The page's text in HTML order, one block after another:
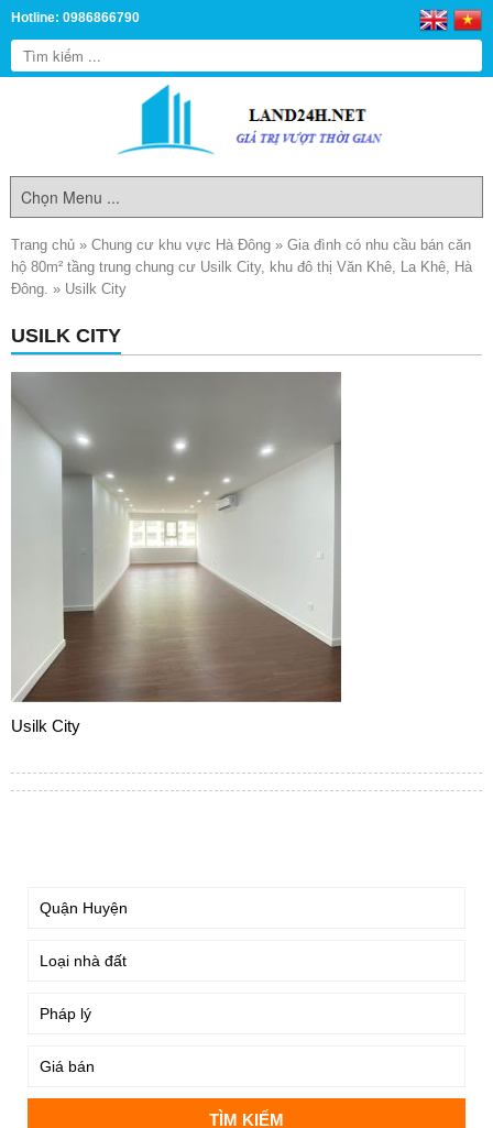
Hotline: 0986866790
Trang chủ » Chung cư khu vực Hà Đông » Gia đình có nhu cầu bán căn
hộ 80m² tầng trung chung cư Usilk City, khu đô thị Văn Khê, La Khê, Hà
Đông. » Usilk City
USILK CITY
Usilk City